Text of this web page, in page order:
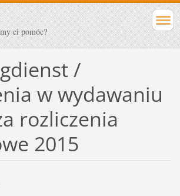
ci pomóc?
/
w wydawaniu
rozliczenia
2015